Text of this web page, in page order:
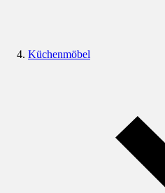
Küchenmöbel